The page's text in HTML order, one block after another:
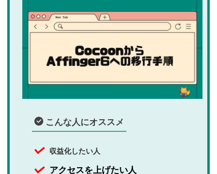
こんな人にオススメ
収益化したい人
アクセスを上げたい人